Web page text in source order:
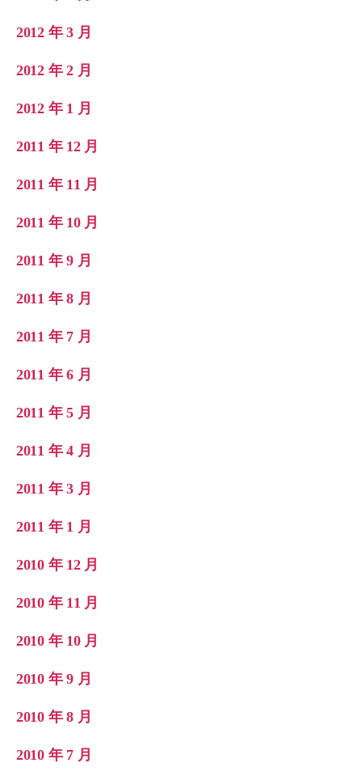
2012 年 3 月
2012 年 2 月
2012 年 1 月
2011 年 12 月
2011 年 11 月
2011 年 10 月
2011 年 9 月
2011 年 8 月
2011 年 7 月
2011 年 6 月
2011 年 5 月
2011 年 4 月
2011 年 3 月
2011 年 1 月
2010 年 12 月
2010 年 11 月
2010 年 10 月
2010 年 9 月
2010 年 8 月
2010 年 7 月